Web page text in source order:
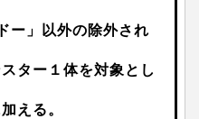
ー」以外の除外され
ター１体を対象とし
える。